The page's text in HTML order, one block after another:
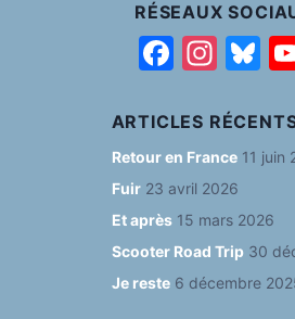
RÉSEAUX
F
c
e
b
o
o
k
In
a
g
ra
m
Bl
e
s
y
ARTICLES
Retour en France 11 juin
Fuir 23 avril 2026
Et après 15 mars 2026
Scooter Road Trip 30
Je reste 6 décembre